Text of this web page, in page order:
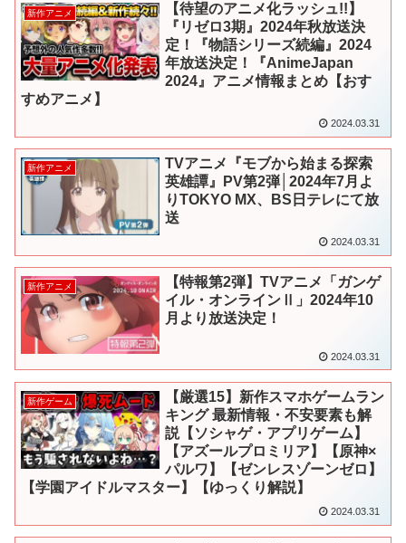
新作アニメ
【待望のアニメ化ラッシュ!!】
『リゼロ3期』2024年秋放送決
定！『物語シリーズ続編』2024
年放送決定！『AnimeJapan
2024』アニメ情報まとめ【おす
すめアニメ】
2024.03.31
新作アニメ
TVアニメ『モブから始まる探索
英雄譚』PV第2弾│2024年7月よ
りTOKYO MX、BS日テレにて放
送
2024.03.31
新作アニメ
【特報第2弾】TVアニメ「ガンゲ
イル・オンラインⅡ」2024年10
月より放送決定！
2024.03.31
新作ゲーム
【厳選15】新作スマホゲームラン
キング 最新情報・不安要素も解
説【ソシャゲ・アプリゲーム】
【アズールプロミリア】【原神×
パルワ】【ゼンレスゾーンゼロ】
【学園アイドルマスター】【ゆっくり解説】
2024.03.31